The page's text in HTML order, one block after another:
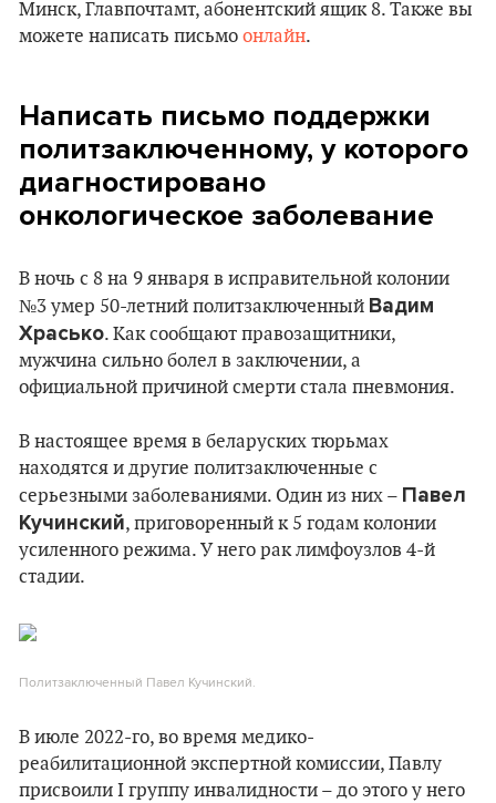
Минск, Главпочтамт, абонентский ящик 8. Также вы
можете написать письмо онлайн.
Написать письмо поддержки
политзаключенному, у которого
диагностировано
онкологическое заболевание
В ночь с 8 на 9 января в исправительной колонии
№3 умер 50-летний политзаключенный Вадим
Храсько. Как сообщают правозащитники,
мужчина сильно болел в заключении, а
официальной причиной смерти стала пневмония.
В настоящее время в беларуских тюрьмах
находятся и другие политзаключенные с
серьезными заболеваниями. Один из них – Павел
Кучинский, приговоренный к 5 годам колонии
усиленного режима. У него рак лимфоузлов 4-й
стадии.
Политзаключенный Павел Кучинский.
В июле 2022-го, во время медико-
реабилитационной экспертной комиссии, Павлу
присвоили І группу инвалидности – до этого у него